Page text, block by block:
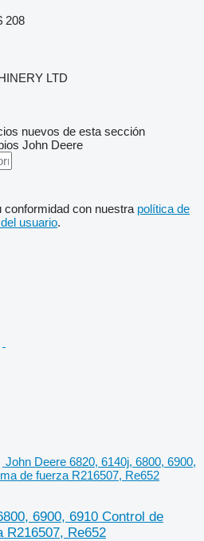
208
LTD
nuevos de esta sección
John Deere
con nuestra política de
usuario.
John Deere 6820, 6140j, 6800, 6900,
de fuerza R216507, Re652
6900, 6910 Control de
R216507, Re652